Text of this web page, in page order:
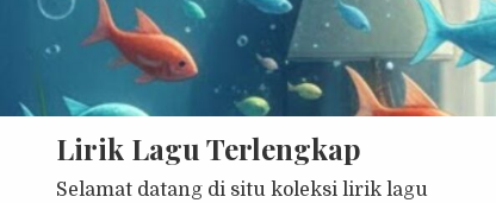
Lirik Lagu Terlengkap
Selamat datang di situ koleksi lirik lagu